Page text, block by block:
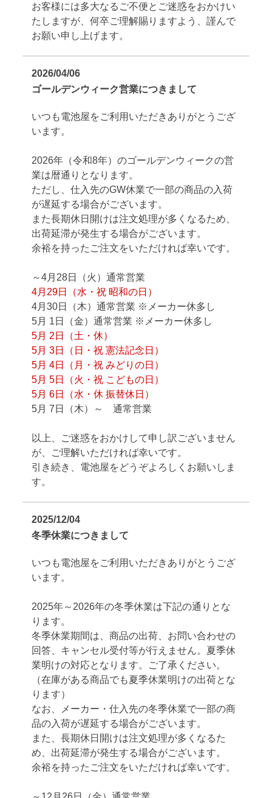
お客様には多大なるご不便とご迷惑をおかけい
たしますが、何卒ご理解賜りますよう、謹んで
お願い申し上げます。
2026/04/06
ゴールデンウィーク営業につきまして
いつも電池屋をご利用いただきありがとうござ
います。
2026年（令和8年）のゴールデンウィークの営
業は暦通りとなります。
ただし、仕入先のGW休業で一部の商品の入荷
が遅延する場合がございます。
また長期休日開けは注文処理が多くなるため、
出荷延滞が発生する場合がございます。
余裕を持ったご注文をいただければ幸いです。
～4月28日（火）通常営業
4月29日（水・祝 昭和の日）
4月30日（木）通常営業 ※メーカー休多し
5月 1日（金）通常営業 ※メーカー休多し
5月 2日（土・休）
5月 3日（日・祝 憲法記念日）
5月 4日（月・祝 みどりの日）
5月 5日（火・祝 こどもの日）
5月 6日（水・休 振替休日）
5月 7日（木）～ 通常営業
以上、ご迷惑をおかけして申し訳ございません
が、ご理解いただければ幸いです。
引き続き、電池屋をどうぞよろしくお願いしま
す。
2025/12/04
冬季休業につきまして
いつも電池屋をご利用いただきありがとうござ
います。
2025年～2026年の冬季休業は下記の通りとな
ります。
冬季休業期間は、商品の出荷、お問い合わせの
回答、キャンセル受付等が行えません。夏季休
業明けの対応となります。ご了承ください。
（在庫がある商品でも夏季休業明けの出荷とな
ります）
なお、メーカー・仕入先の冬季休業で一部の商
品の入荷が遅延する場合がございます。
また、長期休日開けは注文処理が多くなるた
め、出荷延滞が発生する場合がございます。
余裕を持ったご注文をいただければ幸いです。